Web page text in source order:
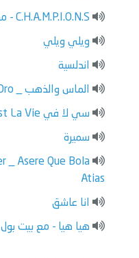
C.H.A.M.P.I.O.N.S - مع Rodge
ويلي ويلي
اندلسية
الماس والذهب _ Diamantes y Oro - مع Chawki
سي لا في C'est La Vie
سميرة
Atias
انا عاشق
هيا هيا - مع بيت بول